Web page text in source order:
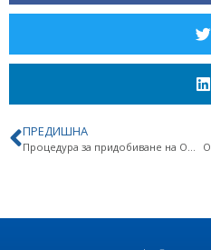
ПРЕДИШНА
Процедура за придобиване на ОНС„доктор“ –Селин Ердинч Кючюк-Хюсеин